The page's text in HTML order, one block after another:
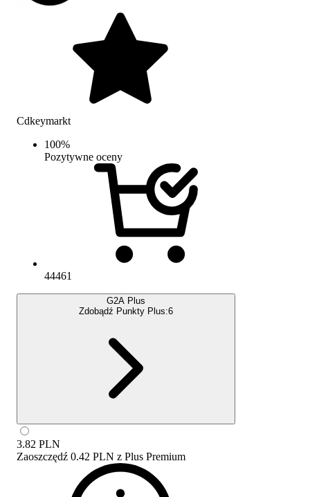
Cdkeymarkt
100%
Pozytywne oceny
44461
G2A Plus
Zdobądź Punkty Plus:6
3.82 PLN
Zaoszczędź 0.42 PLN z Plus Premium